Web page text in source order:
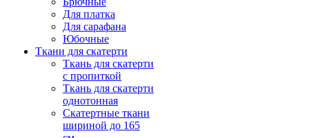
Для платка
Для сарафана
Юбочные
Ткани для скатерти
Ткань для скатерти
с пропиткой
Ткань для скатерти
однотонная
Скатертные ткани
шириной до 165